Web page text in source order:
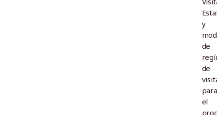
y
de
de
para
el